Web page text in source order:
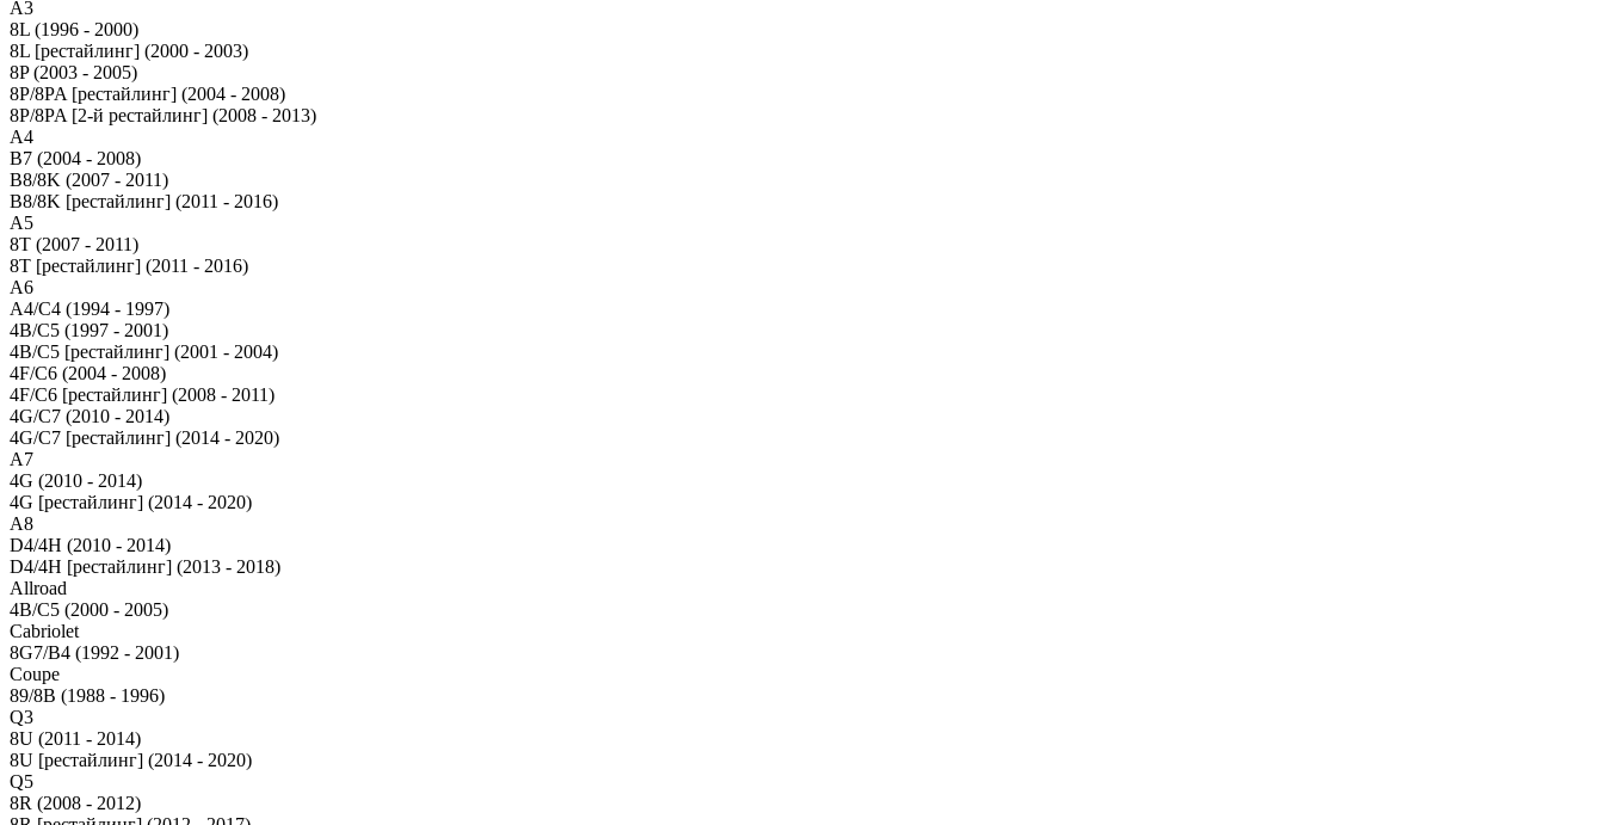
A3
8L (1996 - 2000)
8L [рестайлинг] (2000 - 2003)
8P (2003 - 2005)
8P/8PA [рестайлинг] (2004 - 2008)
8P/8PA [2-й рестайлинг] (2008 - 2013)
A4
B7 (2004 - 2008)
B8/8K (2007 - 2011)
B8/8K [рестайлинг] (2011 - 2016)
A5
8T (2007 - 2011)
8T [рестайлинг] (2011 - 2016)
A6
A4/C4 (1994 - 1997)
4B/C5 (1997 - 2001)
4B/C5 [рестайлинг] (2001 - 2004)
4F/C6 (2004 - 2008)
4F/C6 [рестайлинг] (2008 - 2011)
4G/C7 (2010 - 2014)
4G/C7 [рестайлинг] (2014 - 2020)
A7
4G (2010 - 2014)
4G [рестайлинг] (2014 - 2020)
A8
D4/4H (2010 - 2014)
D4/4H [рестайлинг] (2013 - 2018)
Allroad
4B/C5 (2000 - 2005)
Cabriolet
8G7/B4 (1992 - 2001)
Coupe
89/8B (1988 - 1996)
Q3
8U (2011 - 2014)
8U [рестайлинг] (2014 - 2020)
Q5
8R (2008 - 2012)